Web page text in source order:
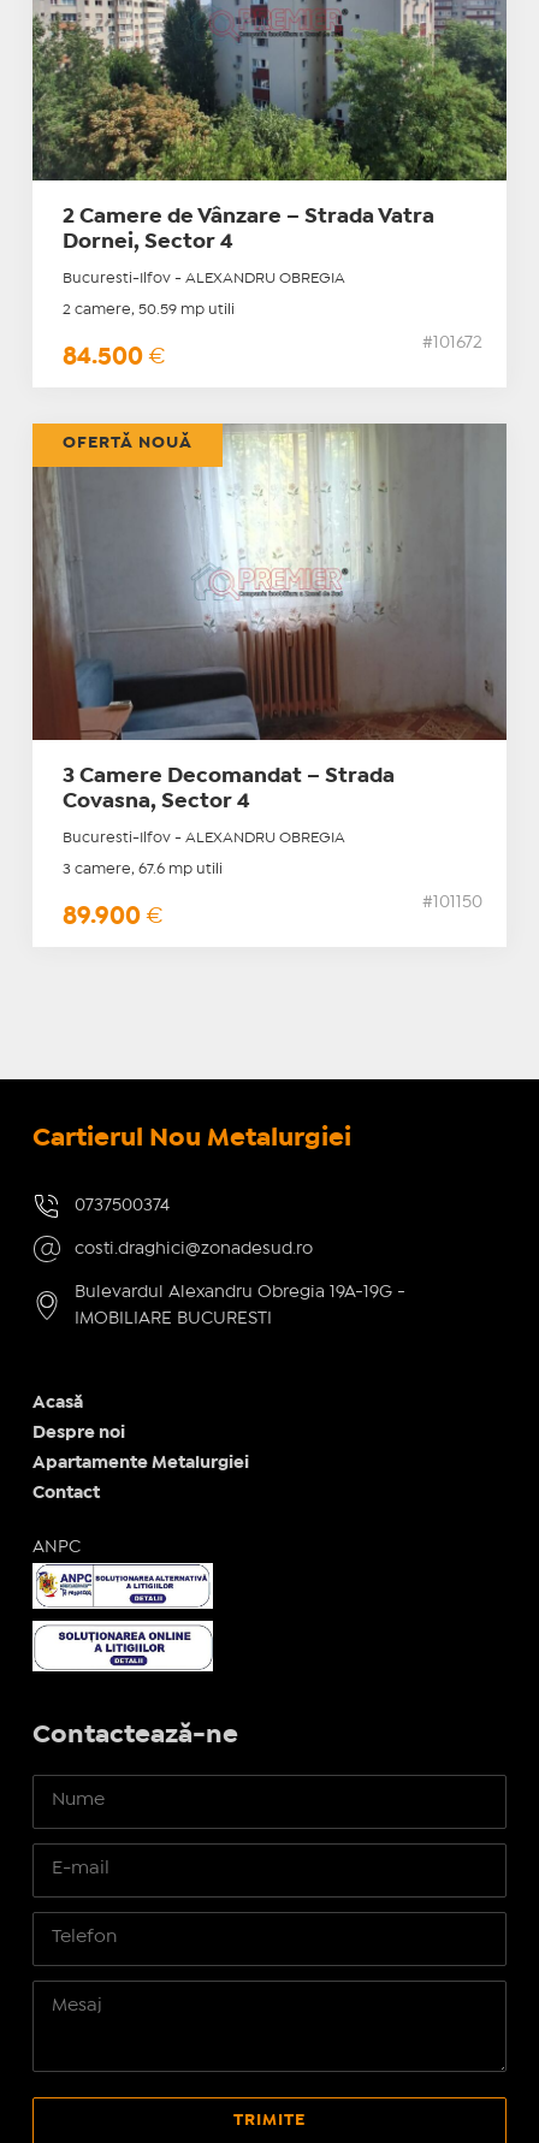
2 Camere de Vânzare – Strada Vatra
Dornei, Sector 4
Bucuresti-Ilfov - ALEXANDRU OBREGIA
2 camere, 50.59 mp utili
84.500 €
#101672
3 Camere Decomandat – Strada
Covasna, Sector 4
Bucuresti-Ilfov - ALEXANDRU OBREGIA
3 camere, 67.6 mp utili
89.900 €
#101150
OFERTĂ NOUĂ
Cartierul Nou Metalurgiei
0737500374
costi.draghici@zonadesud.ro
Bulevardul Alexandru Obregia 19A-19G -
IMOBILIARE BUCURESTI
Acasă
Despre noi
Apartamente Metalurgiei
Contact
ANPC
Contactează-ne